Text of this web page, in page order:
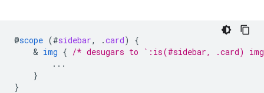
@scope (#sidebar, .card)
{
    &
img { /* desugars to `:is(#sidebar, .card)
...
}
}